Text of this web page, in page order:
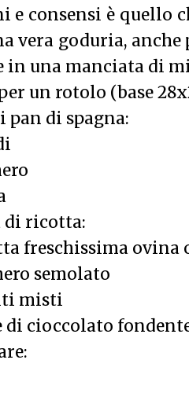
e consensi è quello
vera goduria,
in una manciata di
un rotolo (base
pan di spagna:
di ricotta:
freschissima
semolato
misti
di cioccolato